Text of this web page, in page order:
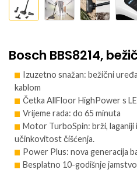
Bosch BBS8214,
Izuzetno snažan: bežični
kablom
Četka AllFloor HighPower s
Vrijeme rada: do 65 minuta
Motor TurboSpin: brži,
učinkovitost čišćenja.
Power Plus: nova generacija
Besplatno 10-godišnje